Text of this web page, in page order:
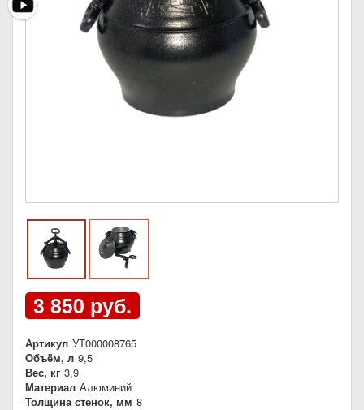
3 850 руб.
Артикул УТ000008765
Объём, л 9,5
Вес, кг 3,9
Материал Алюминий
Толщина стенок, мм 8